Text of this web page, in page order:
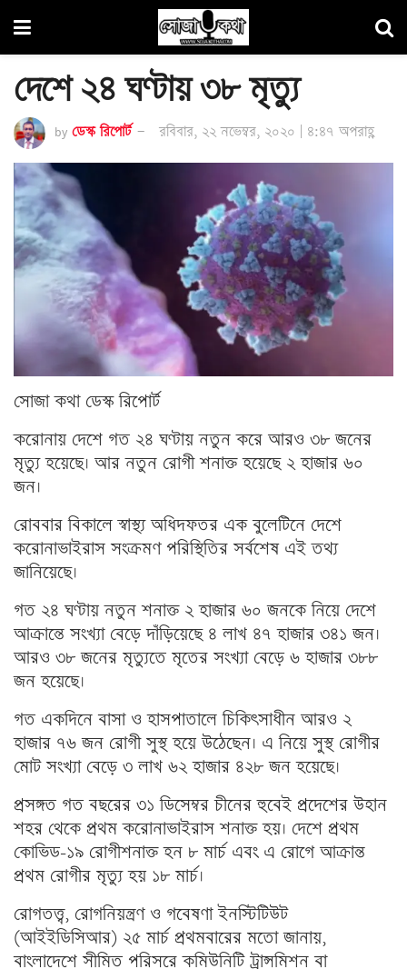
দেশে ২৪ ঘণ্টায় ৩৮ মৃত্যু
by ডেস্ক রিপোর্ট রবিবার, ২২ নভেম্বর, ২০২০ | ৪:৪৭ অপরাহ্ণ
সোজা কথা ডেস্ক রিপোর্ট
করোনায় দেশে গত ২৪ ঘণ্টায় নতুন করে আরও ৩৮ জনের
মৃত্যু হয়েছে। আর নতুন রোগী শনাক্ত হয়েছে ২ হাজার ৬০
জন।
রোববার বিকালে স্বাস্থ্য অধিদফতর এক বুলেটিনে দেশে
করোনাভাইরাস সংক্রমণ পরিস্থিতির সর্বশেষ এই তথ্য
জানিয়েছে।
গত ২৪ ঘণ্টায় নতুন শনাক্ত ২ হাজার ৬০ জনকে নিয়ে দেশে
আক্রান্তে সংখ্যা বেড়ে দাঁড়িয়েছে ৪ লাখ ৪৭ হাজার ৩৪১ জন।
আরও ৩৮ জনের মৃত্যুতে মৃতের সংখ্যা বেড়ে ৬ হাজার ৩৮৮
জন হয়েছে।
গত একদিনে বাসা ও হাসপাতালে চিকিৎসাধীন আরও ২
হাজার ৭৬ জন রোগী সুস্থ হয়ে উঠেছেন। এ নিয়ে সুস্থ রোগীর
মোট সংখ্যা বেড়ে ৩ লাখ ৬২ হাজার ৪২৮ জন হয়েছে।
প্রসঙ্গত গত বছরের ৩১ ডিসেম্বর চীনের হুবেই প্রদেশের উহান
শহর থেকে প্রথম করোনাভাইরাস শনাক্ত হয়। দেশে প্রথম
কোভিড-১৯ রোগীশনাক্ত হন ৮ মার্চ এবং এ রোগে আক্রান্ত
প্রথম রোগীর মৃত্যু হয় ১৮ মার্চ।
রোগতত্ত্ব, রোগনিয়ন্ত্রণ ও গবেষণা ইনস্টিটিউট
(আইইডিসিআর) ২৫ মার্চ প্রথমবারের মতো জানায়,
বাংলাদেশে সীমিত পরিসরে কমিউনিটি ট্রান্সমিশন বা